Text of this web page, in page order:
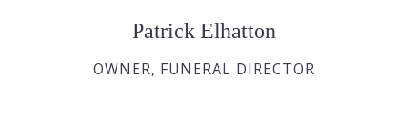
Patrick Elhatton
OWNER, FUNERAL DIRECTOR